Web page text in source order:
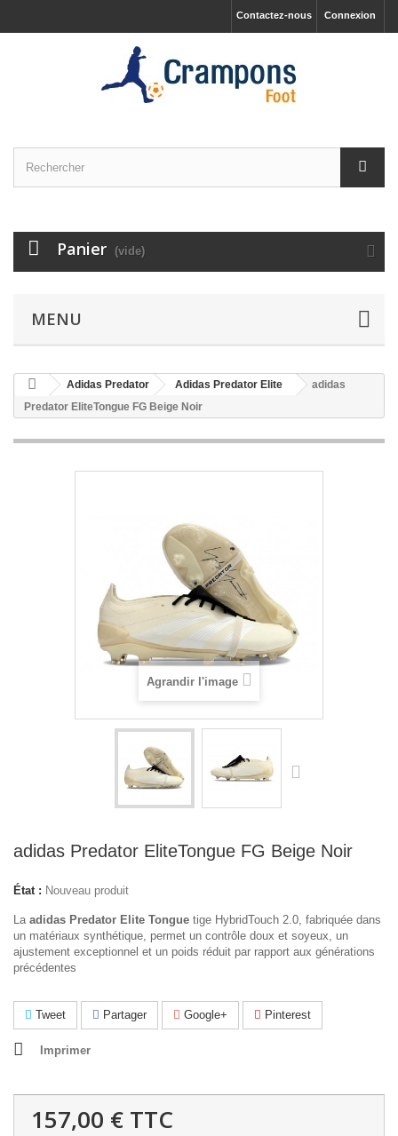
Connexion
Contactez-nous
Panier (vide)
MENU
Adidas Predator Adidas Predator Elite
adidas
Predator EliteTongue FG Beige Noir
Agrandir l'image
adidas Predator EliteTongue FG Beige Noir
État : Nouveau produit
Laadidas Predator Elite Tongue tige HybridTouch 2.0, fabriquée dans
un matériaux synthétique, permet un contrôle doux et soyeux, un
ajustement exceptionnel et un poids réduit par rapport aux générations
précédentes
Tweet Partager Google+ Pinterest
Imprimer
157,00 € TTC